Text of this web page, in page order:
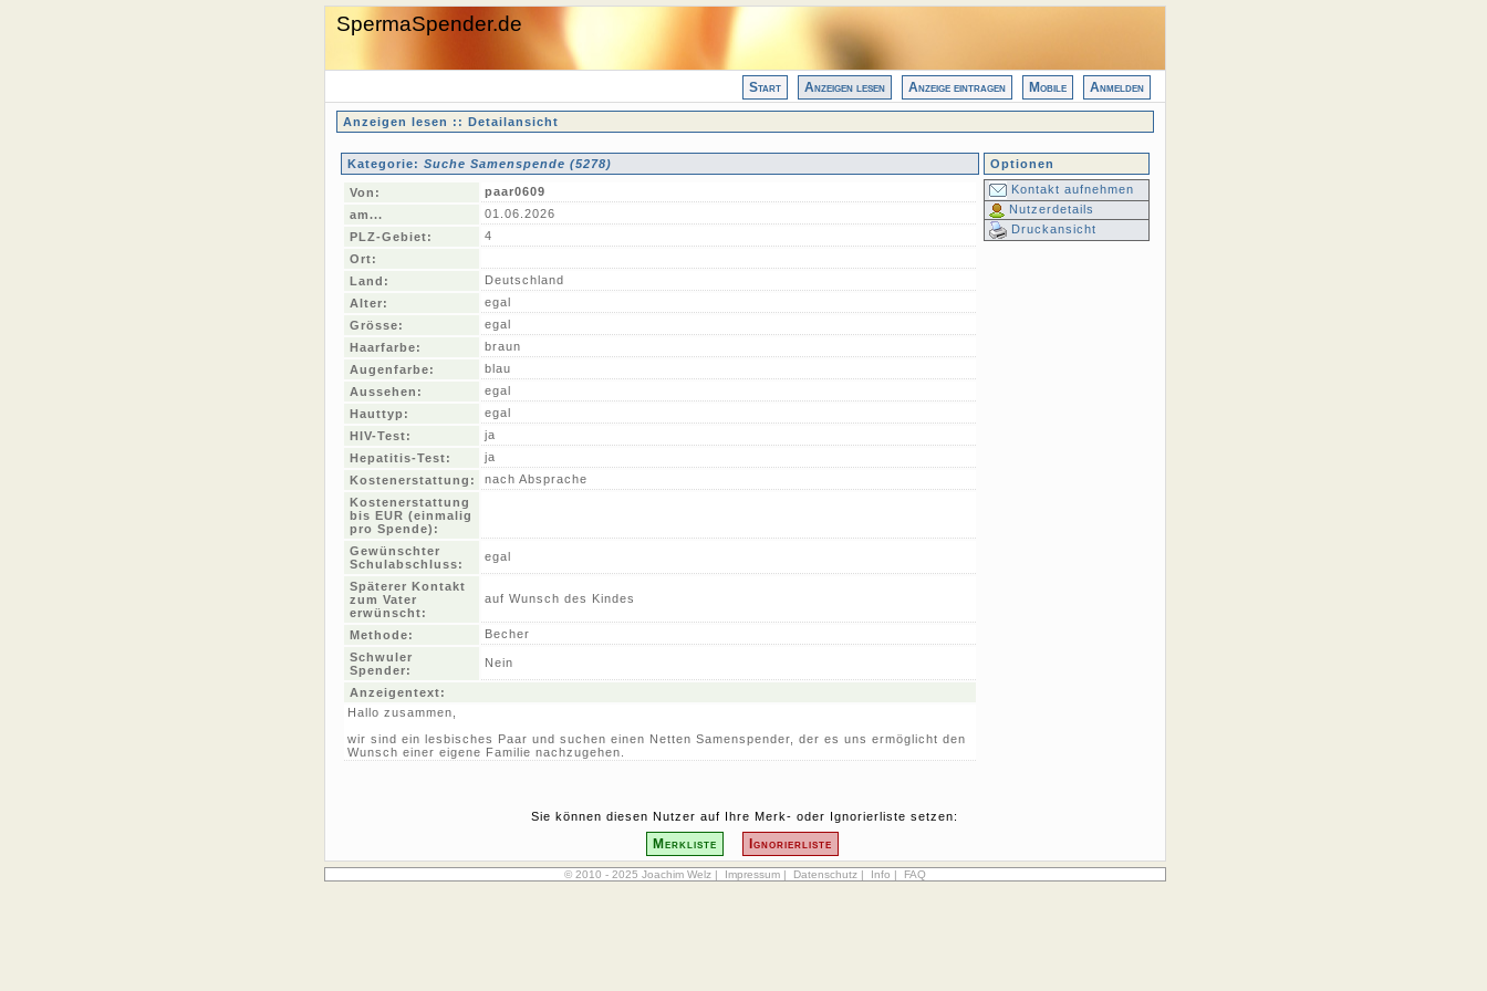
SpermaSpender.de
Start Anzeigen lesen Anzeige eintragen Mobile Anmelden
Anzeigen lesen :: Detailansicht
Kategorie: Suche Samenspende (5278) Optionen
Von:
paar0609
am...
01.06.2026
PLZ-Gebiet:
4
Ort:
Land:
Deutschland
Alter:
egal
Grösse:
egal
Haarfarbe:
braun
Augenfarbe:
blau
Aussehen:
egal
Hauttyp:
egal
HIV-Test:
ja
Hepatitis-Test:
ja
Kostenerstattung:
nach Absprache
Kostenerstattung
bis EUR (einmalig
pro Spende):
Gewünschter
Schulabschluss:
egal
Späterer Kontakt
zum Vater
erwünscht:
auf Wunsch des Kindes
Methode:
Becher
Schwuler
Spender:
Nein
Anzeigentext:
Hallo zusammen,
wir sind ein lesbisches Paar und suchen einen Netten Samenspender, der es uns ermöglicht den
Wunsch einer eigene Familie nachzugehen.
Kontakt aufnehmen
Nutzerdetails
Druckansicht
Sie können diesen Nutzer auf Ihre Merk- oder Ignorierliste setzen:
Merkliste Ignorierliste
© 2010 - 2025 Joachim Welz | Impressum| Datenschutz| Info | FAQ